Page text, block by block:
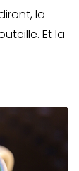
la
Et la